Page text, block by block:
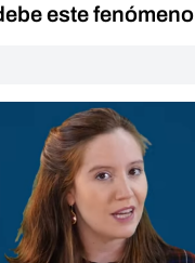
este fenómeno